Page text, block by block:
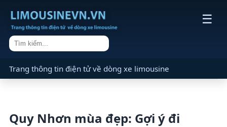
☰
Trang thông tin điện tử về dòng xe limousine
Quy Nhơn mùa đẹp: Gợi ý đi